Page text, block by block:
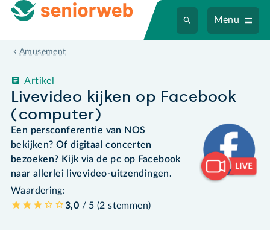
Menu
Amusement
Livevideo kijken op Facebook
(computer)
Artikel
Een persconferentie van NOS
bekijken? Of digitaal concerten
bezoeken? Kijk via de pc op Facebook
naar allerlei livevideo-uitzendingen.
Waardering:
3,0 / 5 (2 stemmen)